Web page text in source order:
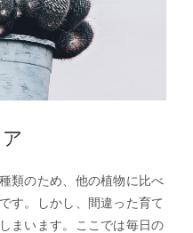
類のため、他の植物に比べ
す。しかし、間違った育て
まいます。ここでは毎日の